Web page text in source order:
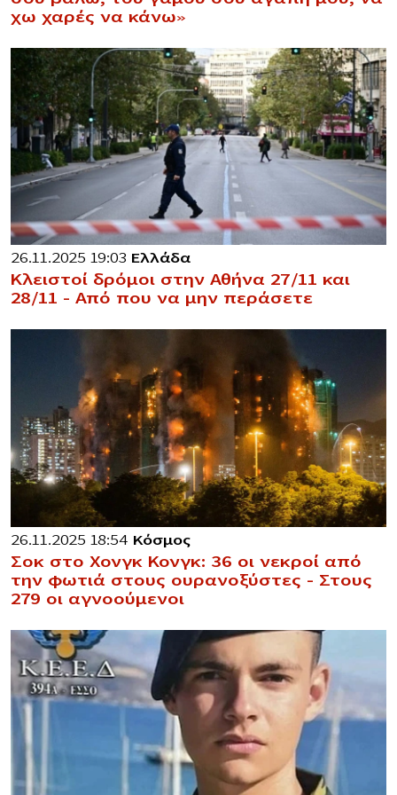
χω χαρές να κάνω»
26.11.2025 19:03 Ελλάδα
Κλειστοί δρόμοι στην Αθήνα 27/11 και
28/11 – Από που να μην περάσετε
26.11.2025 18:54 Κόσμος
Σοκ στο Χονγκ Κονγκ: 36 οι νεκροί από
την φωτιά στους ουρανοξύστες – Στους
279 οι αγνοούμενοι